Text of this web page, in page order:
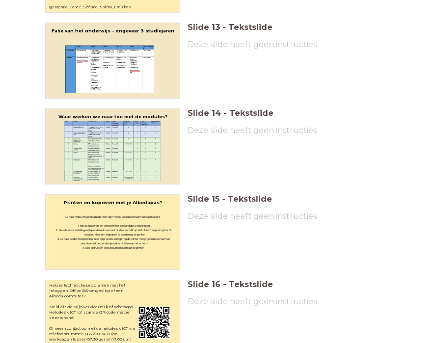
@Daphne, Caner, Sofiane, Salma, Emirhan
Fase van het onderwijs - ongeveer 3 studiejaren Slide 13 - Tekstslide
Deze slide heeft geen instructies
Waar werken we naar toe met de modules? Slide 14 - Tekstslide
Deze slide heeft geen instructies
Printen en kopiëren met je Albedapas?
Ga naar https://myprint.albeda.nl en log in met je gebruikersnaam en wachtwoord.
Klik op ‘bladeren’ en selecteer het bestand dat je wilt printen.
Kies de juiste instellingen (bijvoorbeeld zwart-wit of kleur) en klik op ‘afdrukken’. Je printopdracht
staat nu klaar om afgedrukt te worden op de printer.
Ga naar de dichtstbijzijnde printer op je locatie en log in op de printer met je gebruikersnaam en
wachtwoord. Je ziet dan je opdracht staan op het scherm.
Kies afdrukken en je document komt uit de printer.
Slide 15 - Tekstslide
Deze slide heeft geen instructies
Heb je technische problemen met het
inloggen, Office 365-omgeving of een
Albeda-computer?
Meld dit via MijnServiceDesk of Whatsapp
Helpdesk ICT (of scan de QR-code met je
smartphone).
Of neem contact op met de helpdesk ICT via
telefoonnummer: 085 200 74 13 (op
werkdagen tussen 07.30 uur en 17.00 uur).
Slide 16 - Tekstslide
Deze slide heeft geen instructies